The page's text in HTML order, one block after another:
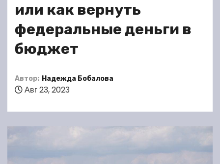
или как вернуть
федеральные деньги в
бюджет
Автор: Надежда Бобалова
Авг 23, 2023